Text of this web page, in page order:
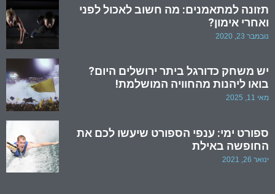
תזונה למתאמנים: מה חשוב לאכול לפני
ואחרי אימון?
נובמבר 23, 2020
יש משחק כדורגל ביתר ירושלים היום?
בואו ליהנות מהחוויה המושלמת!
מאי 11, 2025
ספורט ימי: ענפי הספורט שיעשו לכם את
החופשה באילת
ינואר 26, 2021